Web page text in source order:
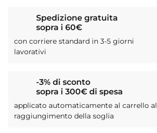
Spedizione gratuita
sopra i 60€
con corriere standard in 3-5 giorni
lavorativi
-3% di sconto
sopra i 300€ di spesa
applicato automaticamente al carrello al
raggiungimento della soglia